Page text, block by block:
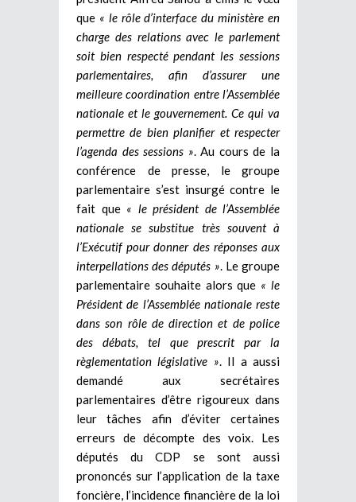
que « le rôle d’interface du ministère en
charge des relations avec le parlement
soit bien respecté pendant les sessions
parlementaires, afin d’assurer une
meilleure coordination entre l’Assemblée
nationale et le gouvernement. Ce qui va
permettre de bien planifier et respecter
l’agenda des sessions ». Au cours de la
conférence de presse, le groupe
parlementaire s’est insurgé contre le
fait que « le président de l’Assemblée
nationale se substitue très souvent à
l’Exécutif pour donner des réponses aux
interpellations des députés ». Le groupe
parlementaire souhaite alors que « le
Président de l’Assemblée nationale reste
dans son rôle de direction et de police
des débats, tel que prescrit par la
règlementation législative ». Il a aussi
demandé aux secrétaires
parlementaires d’être rigoureux dans
leur tâches afin d’éviter certaines
erreurs de décompte des voix. Les
députés du CDP se sont aussi
prononcés sur l’application de la taxe
foncière, l’incidence financière de la loi